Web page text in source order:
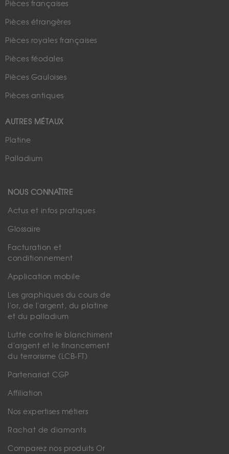
Pièces françaises
Pièces étrangères
Pièces royales françaises
Pièces féodales
Pièces Gauloises
Pièces antiques
AUTRES MÉTAUX
Platine
Palladium
NOUS CONNAÎTRE
Actus et infos pratiques
Glossaire
Facturation et
conditionnement
Application mobile
Les graphiques du cours de
l'or, de l'argent, du platine
et du palladium
Lutte contre le blanchiment
d'argent et le financement
du terrorisme (LCB-FT)
Partenariat CGP
Affiliation
Nos expertises métiers
Rachat de diamants
Comparez nos produits Or